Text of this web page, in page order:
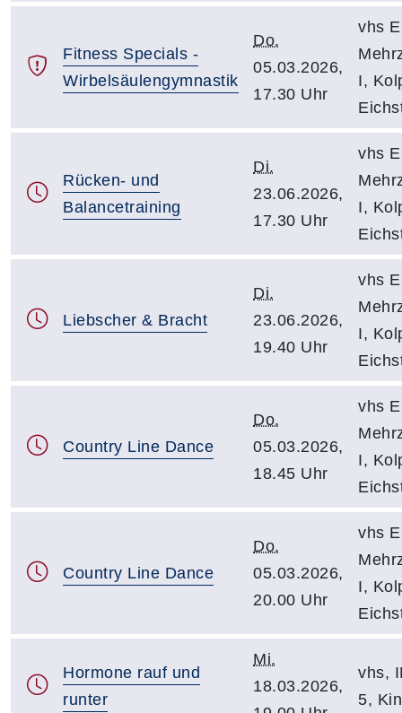
Fitness Specials -
Wirbelsäulengymnastik
Do.
05.03.2026,
17.30 Uhr
vhs
I,
Rücken- und
Balancetraining
Di.
23.06.2026,
17.30 Uhr
vhs
I,
Liebscher & Bracht
Di.
23.06.2026,
19.40 Uhr
vhs
I,
Country Line Dance
Do.
05.03.2026,
18.45 Uhr
vhs
I,
Country Line Dance
Do.
05.03.2026,
20.00 Uhr
vhs
I,
Hormone rauf und
runter
Mi.
18.03.2026,
vhs,
5,